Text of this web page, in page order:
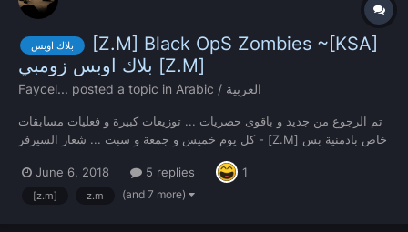
بلاك اوبس
[Z.M] Black OpS Zombies ~[KSA]
بلاك اوبس زومبي [Z.M]
Faycel... posted a topic in Arabic / العربية
تم الرجوع من جديد و باقوى حصريات ... توزيعات كبيرة و فعليات مسابقات
- كل يوم خميس و جمعة و سبت ... شعار السيرفر [Z.M] خاص بادمنية بس
June 6, 2018 5 replies 1
[z.m] z.m (and 7 more)